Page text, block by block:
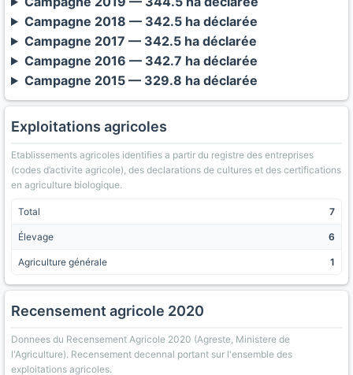
Campagne 2018 — 342.5 ha déclarée
Campagne 2017 — 342.5 ha déclarée
Campagne 2016 — 342.7 ha déclarée
Campagne 2015 — 329.8 ha déclarée
Exploitations agricoles
Etablissements agricoles identifies a partir du registre des entreprises
(codes d’activite agricole), des declarations de cultures et des certifications
en agriculture biologique.
Total 7
Élevage 6
Agriculture générale 1
Recensement agricole 2020
Donnees du Recensement Agricole 2020 (Agreste, Ministere de
l'Agriculture). Recensement decennal portant sur l'ensemble des
exploitations agricoles.